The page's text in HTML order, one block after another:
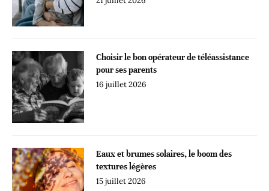
Choisir le bon opérateur de téléassistance
pour ses parents
16 juillet 2026
Eaux et brumes solaires, le boom des
textures légères
15 juillet 2026